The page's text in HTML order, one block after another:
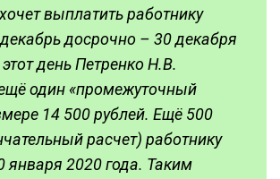
выплатить работнику
досрочно – 30 декабря
день Петренко Н.В.
один «промежуточный
14 500 рублей. Ещё 500
расчет) работнику
января 2020 года. Таким